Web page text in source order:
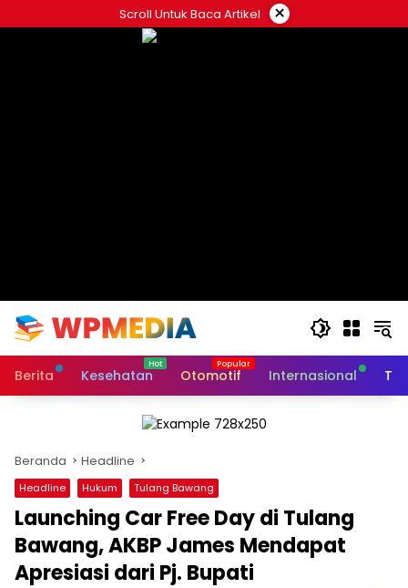
ke
Scroll Untuk Baca Artikel ×
Berita Kesehatan Otomotif Internasional
Beranda Headline
Headline Hukum Tulang Bawang
Launching Car Free Day di Tulang
Bawang, AKBP James Mendapat
Apresiasi dari Pj. Bupati